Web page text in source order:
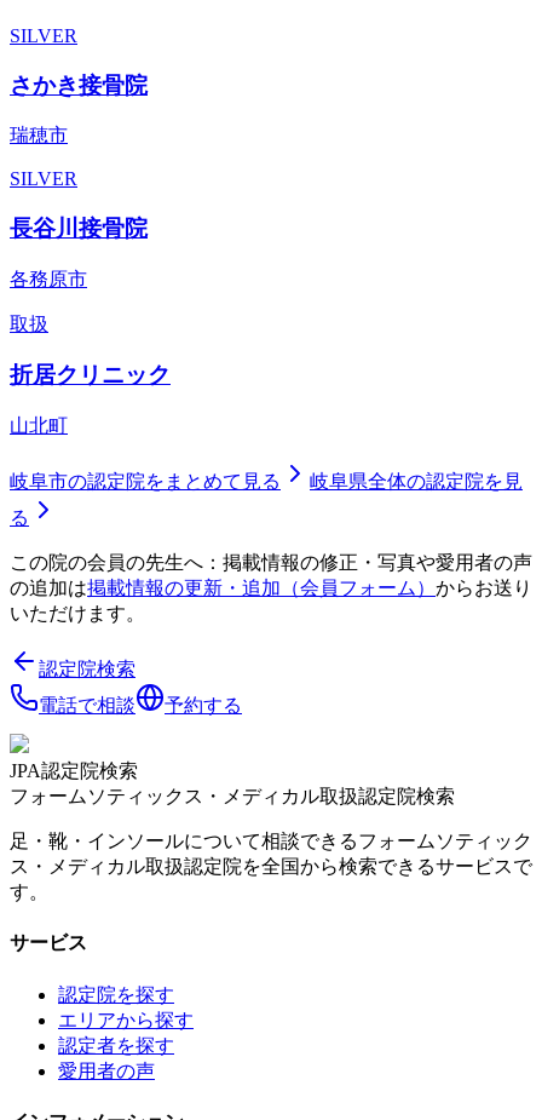
SILVER
さかき接骨院
瑞穂市
SILVER
長谷川接骨院
各務原市
取扱
折居クリニック
山北町
岐阜市の認定院をまとめて見る 岐阜県全体の認定院を見
る
この院の会員の先生へ：掲載情報の修正・写真や愛用者の声
の追加は掲載情報の更新・追加（会員フォーム） からお送り
いただけます。
認定院検索
電話で相談
予約する
JPA認定院検索
フォームソティックス・メディカル取扱認定院検索
足・靴・インソールについて相談できるフォームソティック
ス・メディカル取扱認定院を全国から検索できるサービスで
す。
サービス
認定院を探す
エリアから探す
認定者を探す
愛用者の声